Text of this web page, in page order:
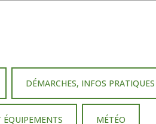
DÉMARCHES, INFOS PRATIQUES
ÉQUIPEMENTS MÉTÉO